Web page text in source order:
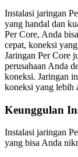
Instalasi jaringan
yang handal dan
Per Core, Anda
cepat, koneksi
Jaringan Per Core
perusahaan Anda
koneksi. Jaringan
koneksi yang lebih
Keunggulan
Instalasi jaringan
yang bisa Anda